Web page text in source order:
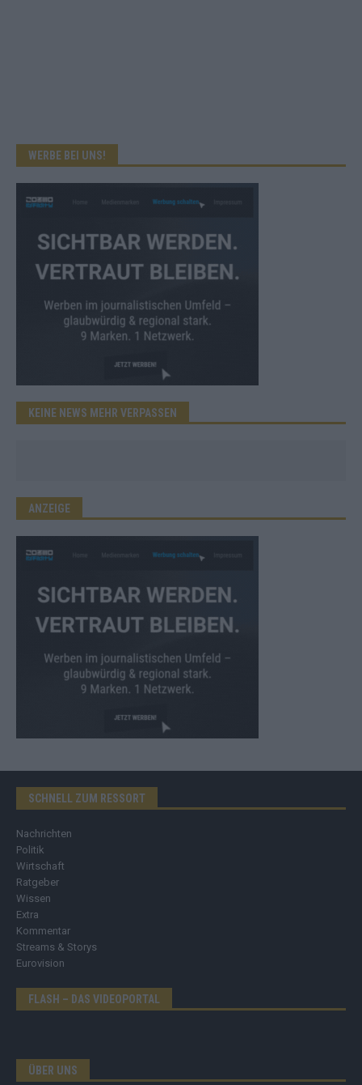
WERBE BEI UNS!
KEINE NEWS MEHR VERPASSEN
ANZEIGE
SCHNELL ZUM RESSORT
Nachrichten
Politik
Wirtschaft
Ratgeber
Wissen
Extra
Kommentar
Streams & Storys
Eurovision
FLASH – DAS VIDEOPORTAL
ÜBER UNS